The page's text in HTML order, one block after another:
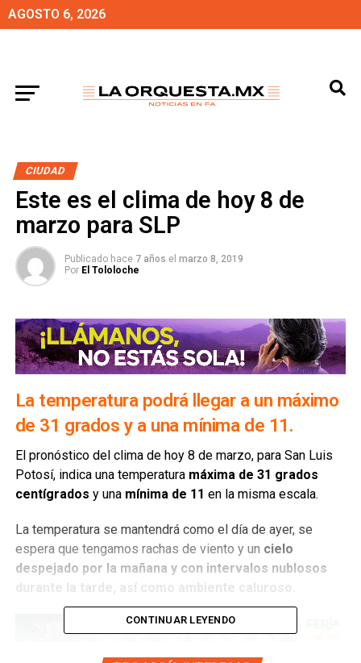
AGOSTO 6, 2026
CIUDAD
Este es el clima de hoy 8 de
marzo para SLP
Publicado hace 7 años el marzo 8, 2019
Por El Tololoche
La temperatura podrá llegar a un máximo
de 31 grados y a una mínima de 11.
El pronóstico del clima de hoy 8 de marzo, para San Luis
Potosí, indica una temperatura máxima de 31 grados
centígrados y una mínima de 11 en la misma escala.
La temperatura se mantendrá como el día de ayer, se
espera que tengamos rachas de viento y un cielo
despejado por la mañana y con intervalos nublosos
durante la tarde, así como ambiente caluroso.
CONTINUAR LEYENDO